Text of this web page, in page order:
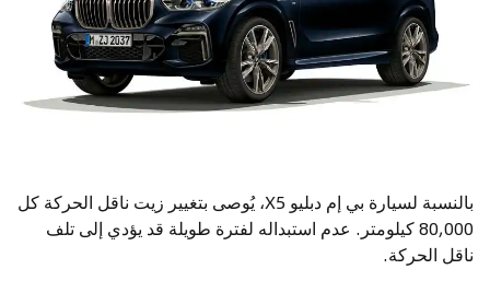
بالنسبة لسيارة بي إم دبليو X5، يُوصى بتغيير زيت ناقل الحركة كل
80,000 كيلومتر. عدم استبداله لفترة طويلة قد يؤدي إلى تلف
ناقل الحركة.